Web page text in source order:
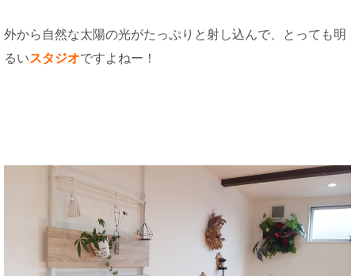
外から自然な太陽の光がたっぷりと射し込んで、とっても明
るいスタジオですよねー！